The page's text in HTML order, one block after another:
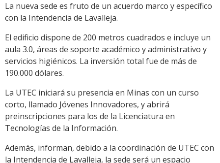
La nueva sede es fruto de un acuerdo marco y específico
con la Intendencia de Lavalleja.
El edificio dispone de 200 metros cuadrados e incluye un
aula 3.0, áreas de soporte académico y administrativo y
servicios higiénicos. La inversión total fue de más de
190.000 dólares.
La UTEC iniciará su presencia en Minas con un curso
corto, llamado Jóvenes Innovadores, y abrirá
preinscripciones para los de la Licenciatura en
Tecnologías de la Información.
Además, informan, debido a la coordinación de UTEC con
la Intendencia de Lavalleja, la sede será un espacio